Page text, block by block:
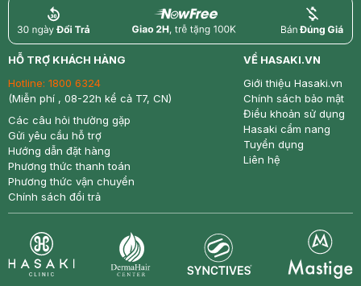
return nowfree price
HỖ TRỢ KHÁCH HÀNG
Hotline: 1800 6324
(Miễn phí , 08-22h kể cả T7, CN)
Các câu hỏi thường gặp
Gửi yêu cầu hỗ trợ
Hướng dẫn đặt hàng
Phương thức thanh toán
Phương thức vận chuyển
Chính sách đổi trả
VỀ HASAKI.VN
Giới thiệu Hasaki.vn
Chính sách bảo mật
Điều khoản sử dụng
Hasaki cẩm nang
Tuyển dụng
Liên hệ